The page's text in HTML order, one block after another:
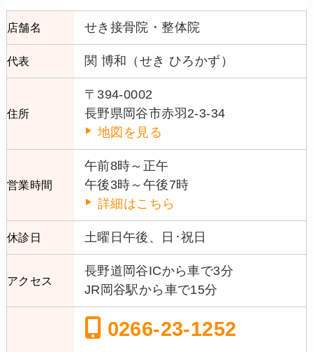
店舗名 せき接骨院・整体院
代表 関 博和（せき ひろかず）
住所
〒394-0002
長野県岡谷市赤羽2-3-34
地図を見る
営業時間
午前8時～正午
午後3時～午後7時
詳細はこちら
休診日 土曜日午後、日･祝日
アクセス
長野道岡谷ICから車で3分
JR岡谷駅から車で15分
0266-23-1252